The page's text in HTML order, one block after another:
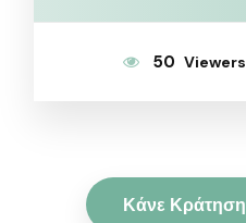
50
Κάνε Κράτηση